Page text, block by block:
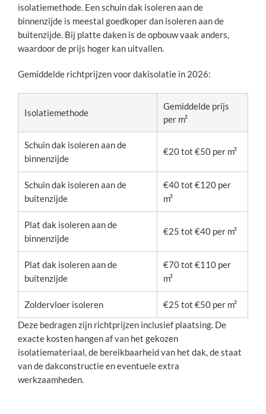
isolatiemethode. Een schuin dak isoleren aan de
binnenzijde is meestal goedkoper dan isoleren aan de
buitenzijde. Bij platte daken is de opbouw vaak anders,
waardoor de prijs hoger kan uitvallen.
Gemiddelde richtprijzen voor dakisolatie in 2026:
Isolatiemethode
Gemiddelde prijs
per m²
Schuin dak isoleren aan de
binnenzijde
€20 tot €50 per m²
Schuin dak isoleren aan de
buitenzijde
€40 tot €120 per
m²
Plat dak isoleren aan de
binnenzijde
€25 tot €40 per m²
Plat dak isoleren aan de
buitenzijde
€70 tot €110 per
m²
Zoldervloer isoleren
€25 tot €50 per m²
Deze bedragen zijn richtprijzen inclusief plaatsing. De
exacte kosten hangen af van het gekozen
isolatiemateriaal, de bereikbaarheid van het dak, de staat
van de dakconstructie en eventuele extra
werkzaamheden.